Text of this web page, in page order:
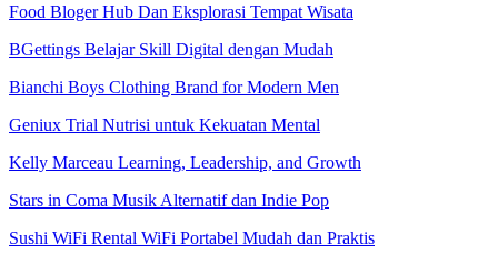
Food Bloger Hub Dan Eksplorasi Tempat Wisata
BGettings Belajar Skill Digital dengan Mudah
Bianchi Boys Clothing Brand for Modern Men
Geniux Trial Nutrisi untuk Kekuatan Mental
Kelly Marceau Learning, Leadership, and Growth
Stars in Coma Musik Alternatif dan Indie Pop
Sushi WiFi Rental WiFi Portabel Mudah dan Praktis